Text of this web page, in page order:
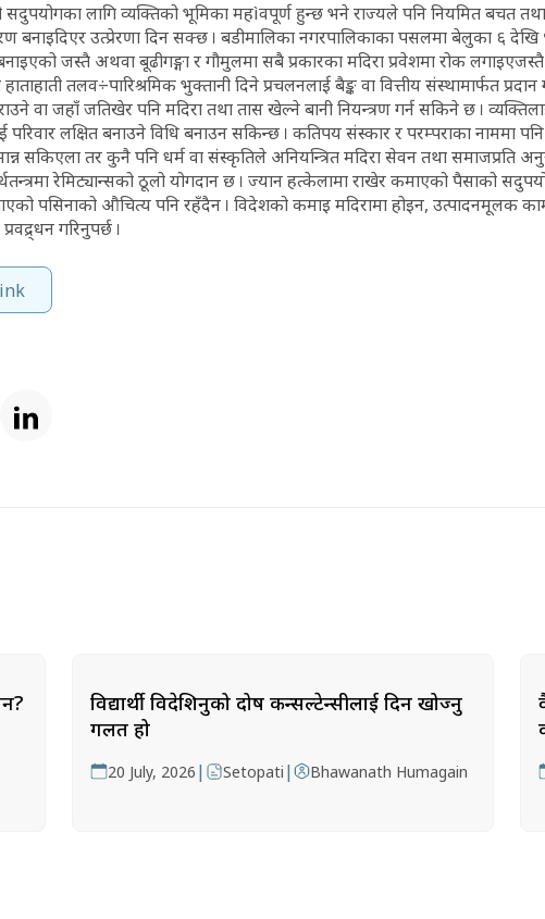
लागि व्यक्तिको भूमिका महìवपूर्ण हुन्छ भने राज्यले पनि नियमित बचत तथा
बनाइदिएर उत्प्रेरणा दिन सक्छ । बडीमालिका नगरपालिकाका पसलमा बेलुका ६ देखि
जस्तै अथवा बूढीगङ्गा र गौमुलमा सबै प्रकारका मदिरा प्रवेशमा रोक लगाइएजस्तै
तलव÷पारिश्रमिक भुक्तानी दिने प्रचलनलाई बैङ्क वा वित्तीय संस्थामार्फत प्रदान
वा जहाँ जतिखेर पनि मदिरा तथा तास खेल्ने बानी नियन्त्रण गर्न सकिने छ ।
परिवार लक्षित बनाउने विधि बनाउन सकिन्छ । कतिपय संस्कार र परम्पराका नाममा
सकिएला तर कुनै पनि धर्म वा संस्कृतिले अनियन्त्रित मदिरा सेवन तथा समाजप्रति
रेमिट्यान्सको ठूलो योगदान छ । ज्यान हत्केलामा राखेर कमाएको पैसाको
पसिनाको औचित्य पनि रहँदैन । विदेशको कमाइ मदिरामा होइन, उत्पादनमूलक
गरिनुपर्छ ।
विद्यार्थी विदेशिनुको दोष कन्सल्टेन्सीलाई दिन खोज्नु
गलत हो
20 July, 2026 | Setopati | Bhawanath Humagain